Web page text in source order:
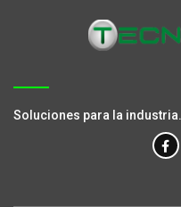
Soluciones para la industria.